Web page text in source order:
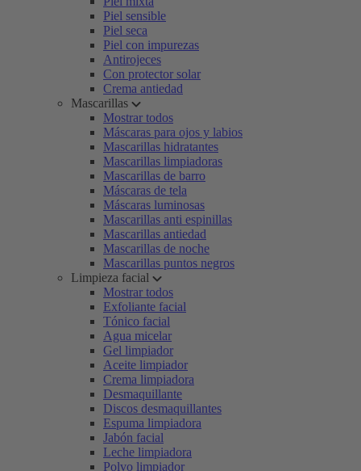
Piel sensible
Piel seca
Piel con impurezas
Antirojeces
Con protector solar
Crema antiedad
Mascarillas
Mostrar todos
Máscaras para ojos y labios
Mascarillas hidratantes
Mascarillas limpiadoras
Mascarillas de barro
Máscaras de tela
Máscaras luminosas
Mascarillas anti espinillas
Mascarillas antiedad
Mascarillas de noche
Mascarillas puntos negros
Limpieza facial
Mostrar todos
Exfoliante facial
Tónico facial
Agua micelar
Gel limpiador
Aceite limpiador
Crema limpiadora
Desmaquillante
Discos desmaquillantes
Espuma limpiadora
Jabón facial
Leche limpiadora
Polvo limpiador